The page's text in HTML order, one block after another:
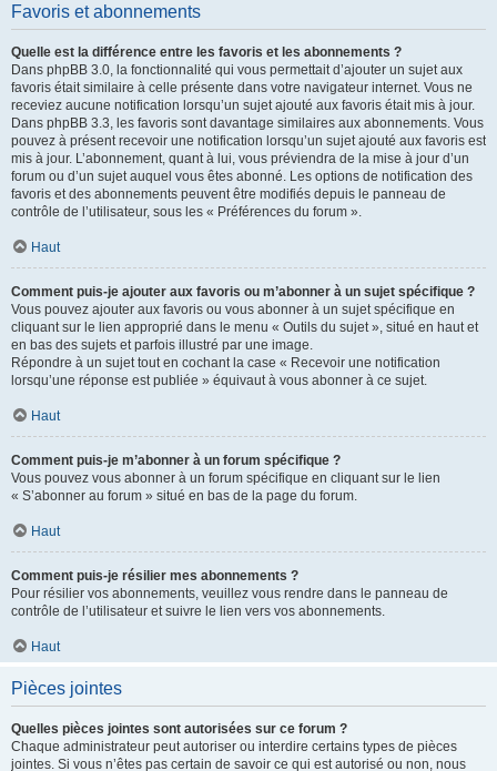
Favoris et abonnements
Quelle est la différence entre les favoris et les abonnements ?
Dans phpBB 3.0, la fonctionnalité qui vous permettait d’ajouter un sujet aux
favoris était similaire à celle présente dans votre navigateur internet. Vous ne
receviez aucune notification lorsqu’un sujet ajouté aux favoris était mis à jour.
Dans phpBB 3.3, les favoris sont davantage similaires aux abonnements. Vous
pouvez à présent recevoir une notification lorsqu’un sujet ajouté aux favoris est
mis à jour. L’abonnement, quant à lui, vous préviendra de la mise à jour d’un
forum ou d’un sujet auquel vous êtes abonné. Les options de notification des
favoris et des abonnements peuvent être modifiés depuis le panneau de
contrôle de l’utilisateur, sous les « Préférences du forum ».
Haut
Comment puis-je ajouter aux favoris ou m’abonner à un sujet spécifique ?
Vous pouvez ajouter aux favoris ou vous abonner à un sujet spécifique en
cliquant sur le lien approprié dans le menu « Outils du sujet », situé en haut et
en bas des sujets et parfois illustré par une image.
Répondre à un sujet tout en cochant la case « Recevoir une notification
lorsqu’une réponse est publiée » équivaut à vous abonner à ce sujet.
Haut
Comment puis-je m’abonner à un forum spécifique ?
Vous pouvez vous abonner à un forum spécifique en cliquant sur le lien
« S’abonner au forum » situé en bas de la page du forum.
Haut
Comment puis-je résilier mes abonnements ?
Pour résilier vos abonnements, veuillez vous rendre dans le panneau de
contrôle de l’utilisateur et suivre le lien vers vos abonnements.
Haut
Pièces jointes
Quelles pièces jointes sont autorisées sur ce forum ?
Chaque administrateur peut autoriser ou interdire certains types de pièces
jointes. Si vous n’êtes pas certain de savoir ce qui est autorisé ou non, nous